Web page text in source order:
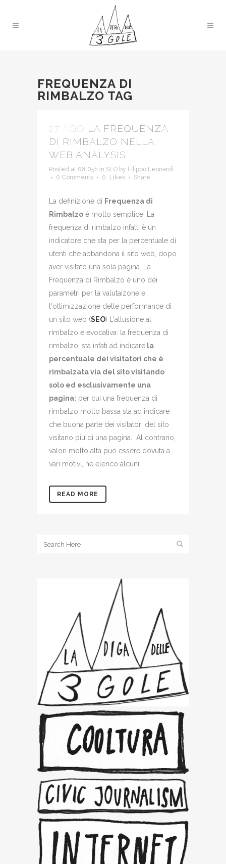
FREQUENZA DI
RIMBALZO TAG
27 AGO LA FREQUENZA
DI RIMBALZO NELLA
WEB ANALYSIS
Posted at 08:05h in SEO by Filippo Leonardi
0 Comments
0 Likes Share
La definizione di Frequenza di
Rimbalzo è molto semplice. La
frequenza di rimbalzo infatti è un
indicatore che sta per la percentuale di
utenti che abbandona il sito web, dopo
aver visitato una sola pagina. La
Frequenza di Rimbalzo è uno dei
parametri per la valutaizone e
l'ottimizzazione delle performance di
un sito web (SEO) L'allusione al
rimbalzo è evocativa: la frequenza di
rimbalzo, sta infati ad indicare la
percentuale dei visitatori che è
rimbalzata via del sito visitando
solo ed esclusivamente una
pagina: per cui una frequenza di
rimbalzo molto bassa sta ad indicare
che buona parte dei visitatori del sito
visitano più di una pagina. Al contrario,
valori molto alta può essere dovuta a
vari motivi, ne elenco alcuni:
READ MORE